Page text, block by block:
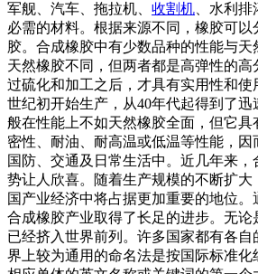
军舰、汽车、拖拉机、 收割机 、水利排
必需的材料。根据来源不同，橡胶可
胶。合成橡胶中有少数品种的性能与
天然橡胶不同，但两者都是高弹性的
过硫化和加工之后，才具有实用性和使
世纪初开始生产，从40年代起得到了
般在性能上不如天然橡胶全面，但它
密性、耐油、耐高温或低温等性能，因
国防、交通及日常生活中。近几年来
势让人欣喜。随着生产规模的不断扩
国产业经济中将占据更加重要的地位
合成橡胶产业取得了长足的进步。无
已经挤入世界前列。许多国家都有各
界上较为通用的命名法是按国际标准化